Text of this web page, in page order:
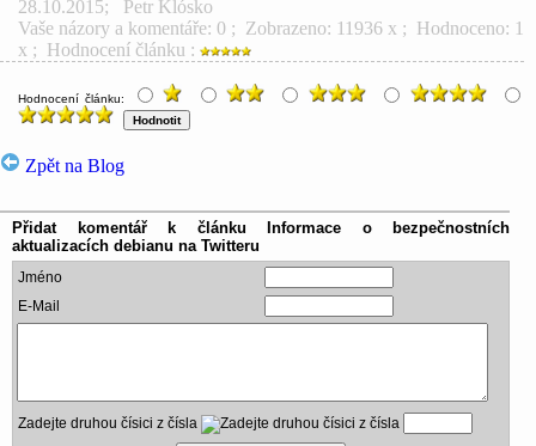
28.10.2015; Petr Klósko
Vaše názory a komentáře: 0 ; Zobrazeno: 11936 x ; Hodnoceno: 1
x ; Hodnocení článku :
Hodnocení článku:
Zpět na Blog
Přidat komentář k článku
Informace o bezpečnostních
aktualizacích debianu na Twitteru
Jméno
E-Mail
Zadejte druhou čísici z čísla